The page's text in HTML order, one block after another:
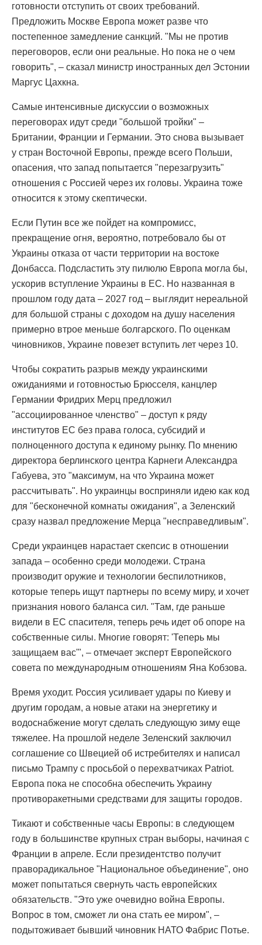
готовности отступить от своих требований.
Предложить Москве Европа может разве что
постепенное замедление санкций. "Мы не против
переговоров, если они реальные. Но пока не о чем
говорить", – сказал министр иностранных дел Эстонии
Маргус Цахкна.
Самые интенсивные дискуссии о возможных
переговорах идут среди "большой тройки" –
Британии, Франции и Германии. Это снова вызывает
у стран Восточной Европы, прежде всего Польши,
опасения, что запад попытается "перезагрузить"
отношения с Россией через их головы. Украина тоже
относится к этому скептически.
Если Путин все же пойдет на компромисс,
прекращение огня, вероятно, потребовало бы от
Украины отказа от части территории на востоке
Донбасса. Подсластить эту пилюлю Европа могла бы,
ускорив вступление Украины в ЕС. Но названная в
прошлом году дата – 2027 год – выглядит нереальной
для большой страны с доходом на душу населения
примерно втрое меньше болгарского. По оценкам
чиновников, Украине повезет вступить лет через 10.
Чтобы сократить разрыв между украинскими
ожиданиями и готовностью Брюсселя, канцлер
Германии Фридрих Мерц предложил
"ассоциированное членство" – доступ к ряду
институтов ЕС без права голоса, субсидий и
полноценного доступа к единому рынку. По мнению
директора берлинского центра Карнеги Александра
Габуева, это "максимум, на что Украина может
рассчитывать". Но украинцы восприняли идею как код
для "бесконечной комнаты ожидания", а Зеленский
сразу назвал предложение Мерца "несправедливым".
Среди украинцев нарастает скепсис в отношении
запада – особенно среди молодежи. Страна
производит оружие и технологии беспилотников,
которые теперь ищут партнеры по всему миру, и хочет
признания нового баланса сил. "Там, где раньше
видели в ЕС спасителя, теперь речь идет об опоре на
собственные силы. Многие говорят: 'Теперь мы
защищаем вас'", – отмечает эксперт Европейского
совета по международным отношениям Яна Кобзова.
Время уходит. Россия усиливает удары по Киеву и
другим городам, а новые атаки на энергетику и
водоснабжение могут сделать следующую зиму еще
тяжелее. На прошлой неделе Зеленский заключил
соглашение со Швецией об истребителях и написал
письмо Трампу с просьбой о перехватчиках Patriot.
Европа пока не способна обеспечить Украину
противоракетными средствами для защиты городов.
Тикают и собственные часы Европы: в следующем
году в большинстве крупных стран выборы, начиная с
Франции в апреле. Если президентство получит
праворадикальное "Национальное объединение", оно
может попытаться свернуть часть европейских
обязательств. "Это уже очевидно война Европы.
Вопрос в том, сможет ли она стать ее миром", –
подытоживает бывший чиновник НАТО Фабрис Потье.